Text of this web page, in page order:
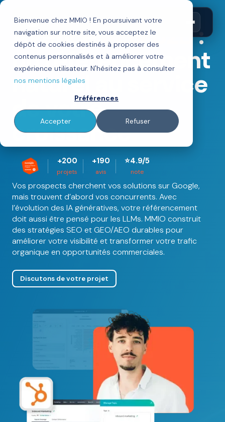
Bienvenue chez MMIO ! En poursuivant votre
navigation sur notre site, vous acceptez le
dépôt de cookies destinés à proposer des
contenus personnalisés et à améliorer votre
expérience utilisateur. N'hésitez pas à consulter
nos mentions légales
Préférences
Accepter Refuser
AgenceSEO B2B:
un référencement
naturel au service
de votre
croissance.
+200
projets
+190
avis
⭐4.9/5
note
Vos prospects cherchent vos solutions sur Google,
mais trouvent d’abord vos concurrents. Avec
l’évolution des IA génératives, votre référencement
doit aussi être pensé pour les LLMs. MMIO construit
des stratégies SEO et GEO/AEO durables pour
améliorer votre visibilité et transformer votre trafic
organique en opportunités commerciales.
Discutons de votre projet